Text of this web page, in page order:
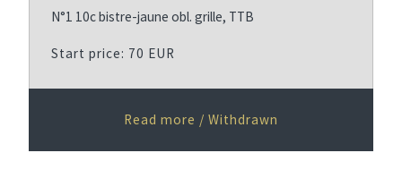
N°1 10c bistre-jaune obl. grille, TTB
Start price: 70 EUR
Read more / Withdrawn